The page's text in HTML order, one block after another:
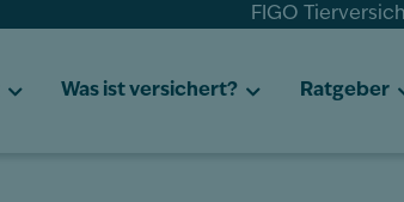
FIGO
Was ist versichert? Ratgeber